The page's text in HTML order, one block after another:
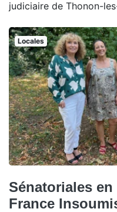
judiciaire de Thonon-
Locales
Sénatoriales
France